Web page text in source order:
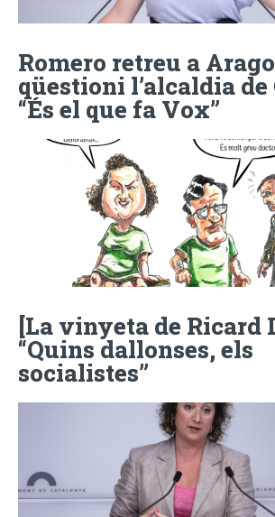
Romero retreu a
qüestioni l’alcaldia
“És el que fa Vox”
[La vinyeta de Ricard
“Quins dallonses, els
socialistes”